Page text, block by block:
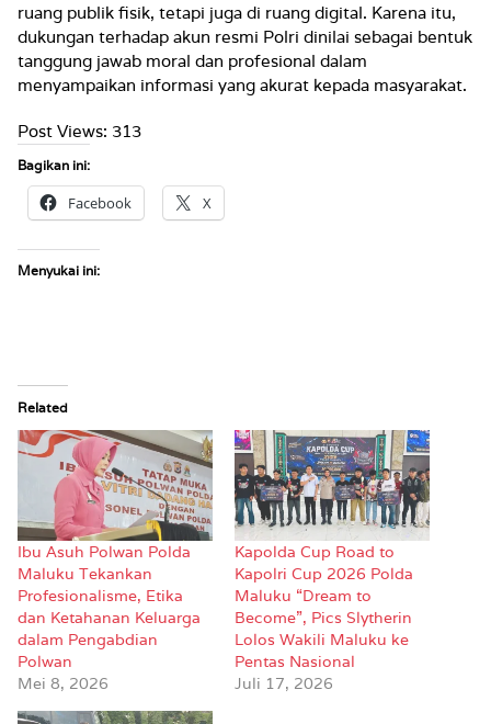
ruang publik fisik, tetapi juga di ruang digital. Karena itu,
dukungan terhadap akun resmi Polri dinilai sebagai bentuk
tanggung jawab moral dan profesional dalam
menyampaikan informasi yang akurat kepada masyarakat.
Post Views: 313
Bagikan ini:
Facebook X
Menyukai ini:
Related
Ibu Asuh Polwan Polda
Maluku Tekankan
Profesionalisme, Etika
dan Ketahanan Keluarga
dalam Pengabdian
Polwan
Mei 8, 2026
Kapolda Cup Road to
Kapolri Cup 2026 Polda
Maluku “Dream to
Become”, Pics Slytherin
Lolos Wakili Maluku ke
Pentas Nasional
Juli 17, 2026